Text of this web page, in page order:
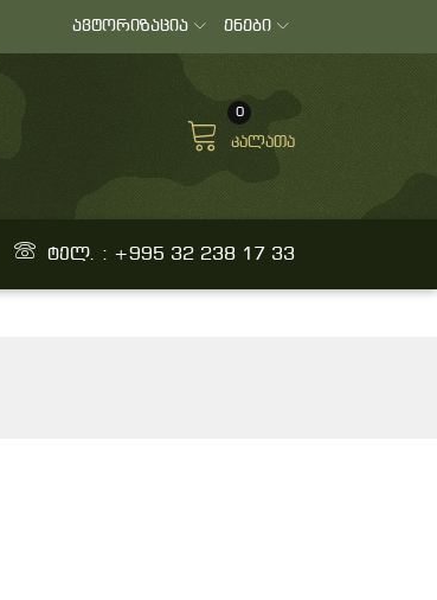
ავტორიზაცია ენები
0
კალათა
ტელ. : +995 32 238 17 33